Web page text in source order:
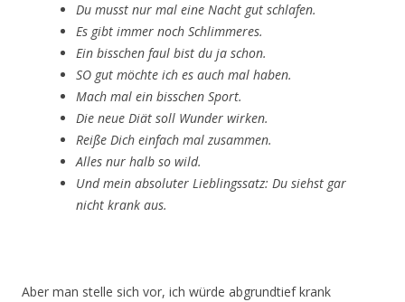
Du musst nur mal eine Nacht gut schlafen.
Es gibt immer noch Schlimmeres.
Ein bisschen faul bist du ja schon.
SO gut möchte ich es auch mal haben.
Mach mal ein bisschen Sport.
Die neue Diät soll Wunder wirken.
Reiße Dich einfach mal zusammen.
Alles nur halb so wild.
Und mein absoluter Lieblingssatz: Du siehst gar
nicht krank aus.
Aber man stelle sich vor, ich würde abgrundtief krank